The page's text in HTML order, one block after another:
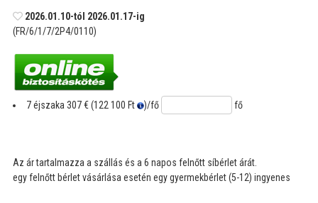
2026.01.10-tól 2026.01.17-ig
(FR/6/1/7/2P4/0110)
7 éjszaka 307 € (122 100 Ft )/fő fő
Az ár tartalmazza a szállás és a 6 napos felnőtt síbérlet árát.
egy felnőtt bérlet vásárlása esetén egy gyermekbérlet (5-12) ingyenes